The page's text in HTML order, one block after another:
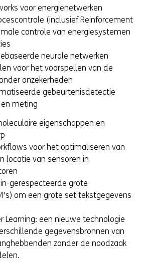
voor energienetwerken
(inclusief Reinforcement
controle van energiesystemen
neurale netwerken
voor het voorspellen van de
onzekerheden
gebeurtenisdetectie
meting
eigenschappen en
voor het optimaliseren van
locatie van sensoren in
gerespecteerde grote
om een grote set tekstgegevens
Learning: een nieuwe technologie
gegevensbronnen van
zonder de noodzaak